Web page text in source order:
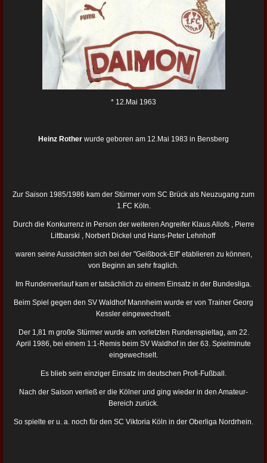
* 12.Mai 1963
Heinz Rother wurde geboren am 12.Mai 1983 in Bensberg
Zur Saison 1985/1986 kam der Stürmer vom SC Brück als Neuzugang zum
1.FC Köln.
Durch die Konkurrenz in Person der weiteren Angreifer Klaus Allofs , Pierre
Littbarski , Norbert Dickel und Hans-Peter Lehnhoff
waren seine Aussichten sich bei der "Geißbock-Elf" etablieren zu können,
von Beginn an sehr fraglich.
Im Rundenverlauf kam er tatsächlich zu einem Einsatz in der Bundesliga.
Beim Spiel gegen den SV Waldhof Mannheim wurde er von Trainer Georg
Kessler eingewechselt.
Der 1,81 m große Stürmer wurde am vorletzten Rundenspieltag, am 22.
April 1986, bei einem 1:1-Remis beim SV Waldhof in der 63. Spielminute
eingewechselt.
Es blieb sein einziger Einsatz im deutschen Profi-Fußball.
Nach der Saison verließ er die Kölner und ging wieder in den Amateur-
Bereich zurück.
So spielte er u. a. noch für den SC Viktoria Köln in der Oberliga Nordrhein.